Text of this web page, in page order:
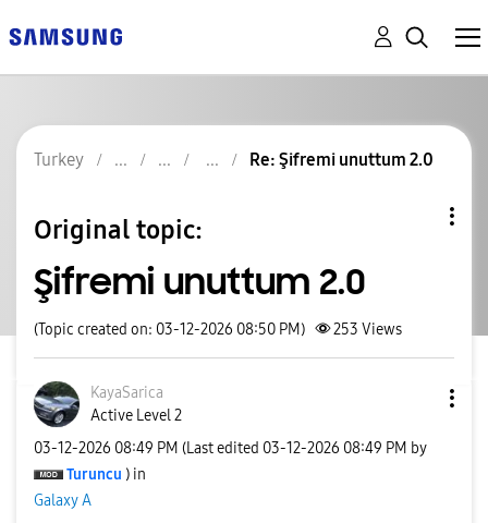
Turkey Re: Şifremi unuttum 2.0
Original topic:
Şifremi unuttum 2.0
(Topic created on: 03-12-2026 08:50 PM) 253 Views
KayaSarica
Active Level 2
‎03-12-2026 08:49 PM (Last edited ‎03-12-2026 08:49 PM by
Turuncu ) in
Galaxy A